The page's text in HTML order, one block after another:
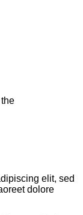
elit, sed
dolore